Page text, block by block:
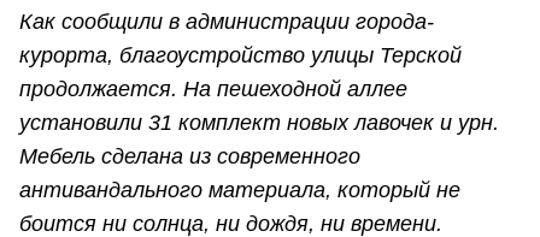
Как сообщили в администрации города-
курорта, благоустройство улицы Терской
продолжается. На пешеходной аллее
установили 31 комплект новых лавочек и урн.
Мебель сделана из современного
антивандального материала, который не
боится ни солнца, ни дождя, ни времени.